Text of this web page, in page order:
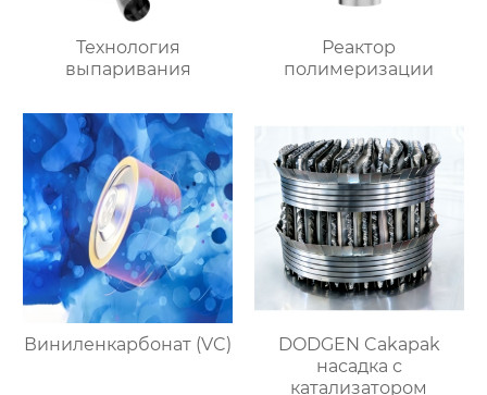
Технология
выпаривания
Реактор
полимеризации
Виниленкарбонат (VC)
DODGEN Cakapak
насадка с
катализатором